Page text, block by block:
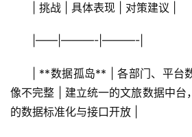
| 挑战 | 具体表现 | 对策建议 |
|——|———-|———-|
| **数据孤岛** | 各部门、平台
像不完整 | 建立统一的文旅数据中台
的数据标准化与接口开放 |